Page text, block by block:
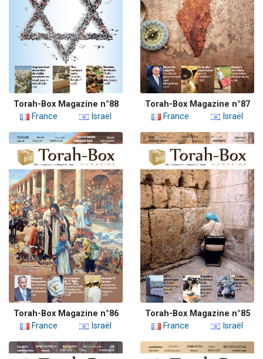
Torah-Box Magazine n°88
France
Israël
Torah-Box Magazine n°87
France
Israël
Torah-Box Magazine n°86
France
Israël
Torah-Box Magazine n°85
France
Israël